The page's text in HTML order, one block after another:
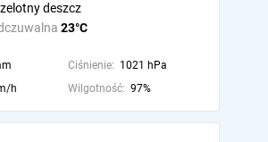
23°C
deszcz
Ciśnienie: 1021 hPa
h Wilgotność: 97%